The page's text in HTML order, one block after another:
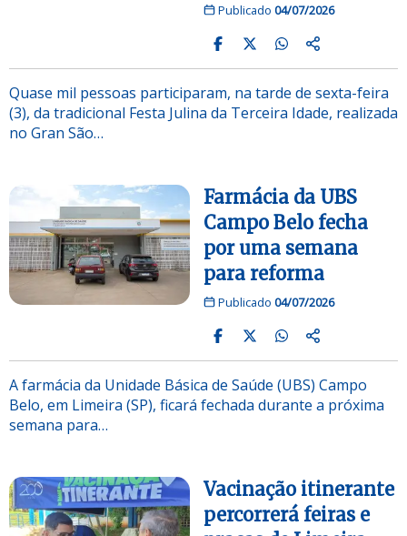
Publicado 04/07/2026
Quase mil pessoas participaram, na tarde de sexta-feira
(3), da tradicional Festa Julina da Terceira Idade, realizada
no Gran São…
Farmácia da UBS
Campo Belo fecha
por uma semana
para reforma
Publicado 04/07/2026
A farmácia da Unidade Básica de Saúde (UBS) Campo
Belo, em Limeira (SP), ficará fechada durante a próxima
semana para…
Vacinação itinerante
percorrerá feiras e